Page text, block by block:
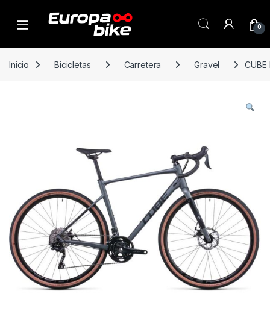
Open 0
Inicio Bicicletas Carretera Gravel CUBE